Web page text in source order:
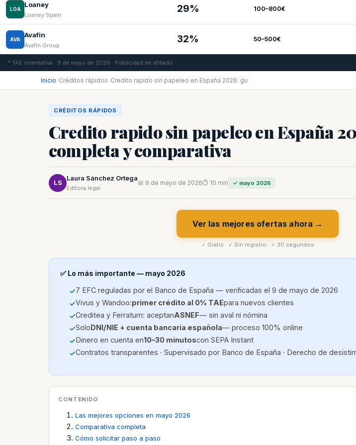
LOA
Loaney
Loaney Spain
29% 100–800€
AVA
Avafin
Avafin Group
32% 50–500€
* TAE orientativa · 9 de mayo de 2026 · Publicidad de afiliado
Inicio›Créditos rápidos›Credito rapido sin papeleo en España 2026: gu
CRÉDITOS RÁPIDOS
Credito rapido sin papeleo en España
completa y comparativa
LS
Laura Sánchez Ortega
Editora legal
📅 9 de mayo de 2026⏱ 10 min ✓ mayo 2026
Ver las mejores ofertas ahora →
✓ Gratis · ✓ Sin registro · ✓ 30 segundos
✅ Lo más importante — mayo 2026
7 EFC reguladas por el Banco de España — verificadas el 9 de mayo de 2026
Vivus y Wandoo:primer crédito al 0% TAEpara nuevos clientes
Creditea y Ferratum: aceptanASNEF— sin aval ni nómina
SoloDNI/NIE + cuenta bancaria española— proceso 100% online
Dinero en cuenta en10–30 minutoscon SEPA Instant
Contratos transparentes · Supervisado por Banco de España · Derecho de
CONTENIDO
Las mejores opciones en mayo 2026
Comparativa completa
Cómo solicitar paso a paso